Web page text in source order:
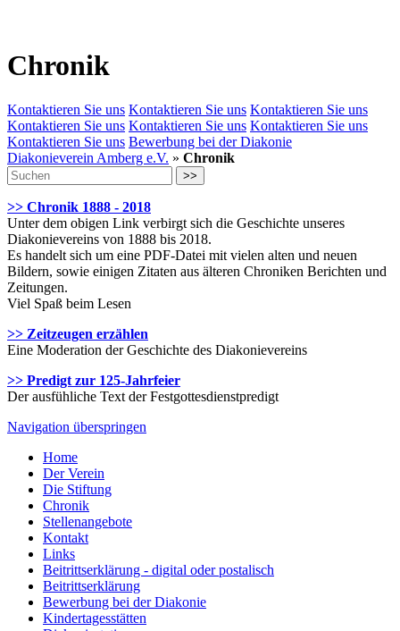
Chronik
Kontaktieren Sie uns Kontaktieren Sie uns Kontaktieren Sie uns
Kontaktieren Sie uns Kontaktieren Sie uns Kontaktieren Sie uns
Kontaktieren Sie uns Bewerbung bei der Diakonie
Diakonieverein Amberg e.V. » Chronik
>>
>> Chronik 1888 - 2018
Unter dem obigen Link verbirgt sich die Geschichte unseres
Diakonievereins von 1888 bis 2018.
Es handelt sich um eine PDF-Datei mit vielen alten und neuen
Bildern, sowie einigen Zitaten aus älteren Chroniken Berichten und
Zeitungen.
Viel Spaß beim Lesen
>> Zeitzeugen erzählen
Eine Moderation der Geschichte des Diakonievereins
>> Predigt zur 125-Jahrfeier
Der ausfühliche Text der Festgottesdienstpredigt
Navigation überspringen
Home
Der Verein
Die Stiftung
Chronik
Stellenangebote
Kontakt
Links
Beitrittserklärung - digital oder postalisch
Beitrittserklärung
Bewerbung bei der Diakonie
Kindertagesstätten